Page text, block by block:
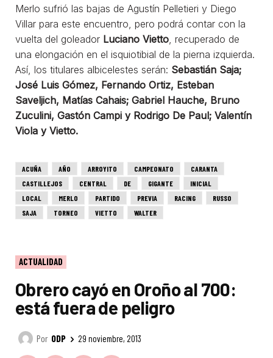
Merlo sufrió las bajas de Agustín Pelletieri y Diego
Villar para este encuentro, pero podrá contar con la
vuelta del goleador Luciano Vietto , recuperado de
una elongación en el isquiotibial de la pierna izquierda.
Así, los titulares albicelestes serán: Sebastián Saja;
José Luis Gómez, Fernando Ortiz, Esteban
Saveljich, Matías Cahais; Gabriel Hauche, Bruno
Zuculini, Gastón Campi y Rodrigo De Paul; Valentín
Viola y Vietto.
ACUÑA AÑO ARROYITO CAMPEONATO
CARANTA
CASTILLEJOS
CENTRAL DE GIGANTE
INICIAL
LOCAL
MERLO PARTIDO PREVIA RACING
RUSSO
SAJA
TORNEO VIETTO WALTER